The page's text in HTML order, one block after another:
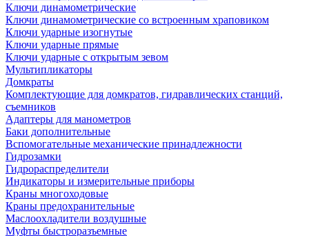
Ключи динамометрические
Ключи динамометрические со встроенным храповиком
Ключи ударные изогнутые
Ключи ударные прямые
Ключи ударные с открытым зевом
Мультипликаторы
Домкраты
Комплектующие для домкратов, гидравлических станций,
съемников
Адаптеры для манометров
Баки дополнительные
Вспомогательные механические принадлежности
Гидрозамки
Гидрораспределители
Индикаторы и измерительные приборы
Краны многоходовые
Краны предохранительные
Маслоохладители воздушные
Муфты быстроразъемные